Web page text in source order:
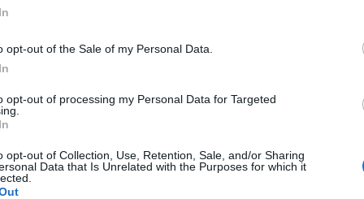
opt-out of the Sale of my Personal Data.
opt-out of processing my Personal Data for Targeted
opt-out of Collection, Use, Retention, Sale, and/or Sharing
Data that Is Unrelated with the Purposes for which it
Aiškiaregės pranašystė: numatė katastrofišką karo
pabaigą Ukrainoje